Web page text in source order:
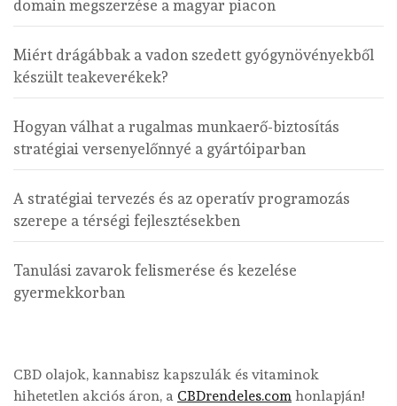
domain megszerzése a magyar piacon
Miért drágábbak a vadon szedett gyógynövényekből
készült teakeverékek?
Hogyan válhat a rugalmas munkaerő-biztosítás
stratégiai versenyelőnnyé a gyártóiparban
A stratégiai tervezés és az operatív programozás
szerepe a térségi fejlesztésekben
Tanulási zavarok felismerése és kezelése
gyermekkorban
CBD olajok, kannabisz kapszulák és vitaminok
hihetetlen akciós áron, a CBDrendeles.com honlapján!